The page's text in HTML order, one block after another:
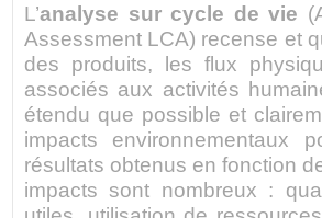
L’analyse sur cycle de vie
Assessment LCA) recense et
des produits, les flux
associés aux activités
étendu que possible et
impacts environnementaux
résultats obtenus en fonction
impacts sont nombreux :